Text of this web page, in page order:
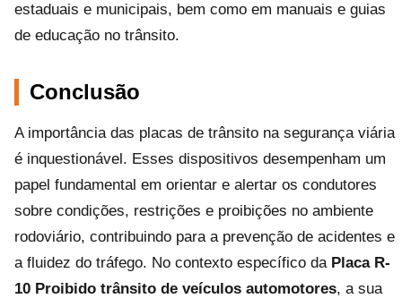
estaduais e municipais, bem como em manuais e guias
de educação no trânsito.
Conclusão
A importância das placas de trânsito na segurança viária
é inquestionável. Esses dispositivos desempenham um
papel fundamental em orientar e alertar os condutores
sobre condições, restrições e proibições no ambiente
rodoviário, contribuindo para a prevenção de acidentes e
a fluidez do tráfego. No contexto específico da Placa R-
10 Proibido trânsito de veículos automotores, a sua